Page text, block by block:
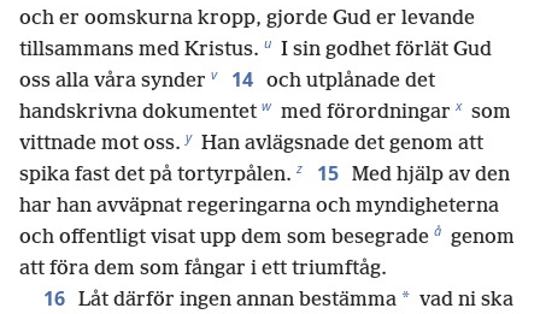
och er oomskurna kropp, gjorde Gud er levande
tillsammans med Kristus. u I sin godhet förlät Gud
oss alla våra synder v 14 och utplånade det
handskrivna dokumentet w med förordningar x som
vittnade mot oss. y Han avlägsnade det genom att
spika fast det på tortyrpålen. z 15 Med hjälp av den
har han avväpnat regeringarna och myndigheterna
och offentligt visat upp dem som besegrade å genom
att föra dem som fångar i ett triumftåg.
16 Låt därför ingen annan bestämma * vad ni ska